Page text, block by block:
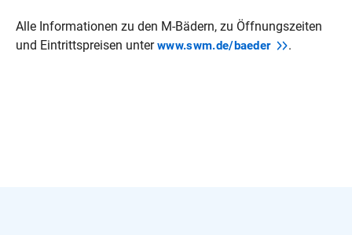
Alle Informationen zu den M‑Bädern, zu Öffnungszeiten
und Eintrittspreisen unterwww.swm.de/baeder .